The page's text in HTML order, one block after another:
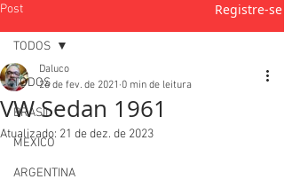
Post Registre-se
TODOS
BRASIL
MEXICO
ARGENTINA
TODOS
VW Sedan 1961
Daluco
26 de fev. de 2021 0 min de leitura
Atualizado: 21 de dez. de 2023